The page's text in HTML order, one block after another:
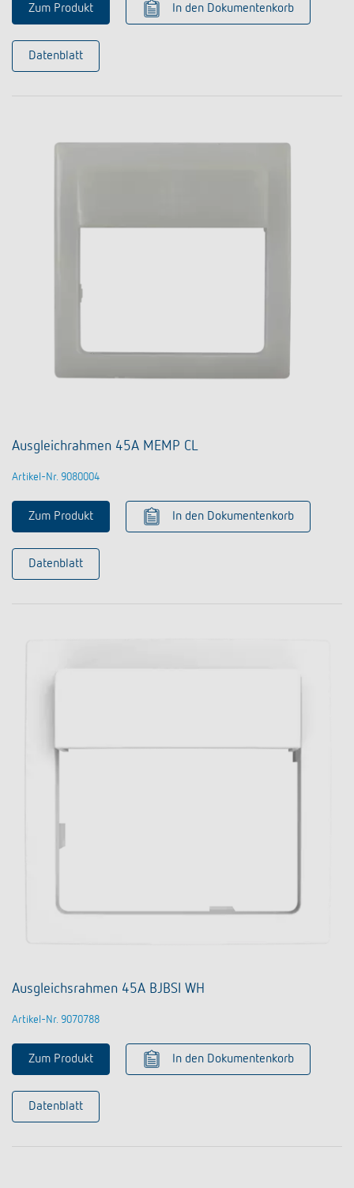
Zum Produkt In den Dokumentenkorb
Datenblatt
Ausgleichrahmen 45A MEMP CL
Artikel-Nr. 9080004
Zum Produkt In den Dokumentenkorb
Datenblatt
Ausgleichsrahmen 45A BJBSI WH
Artikel-Nr. 9070788
Zum Produkt In den Dokumentenkorb
Datenblatt